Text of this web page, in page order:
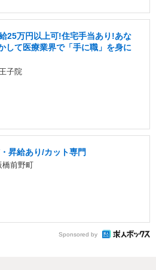
25万円以上可!住宅手当あり!あな
して医療業界で「手に職」を身に
子院
昇給あり/カット専門
橋前野町
Sponsored by